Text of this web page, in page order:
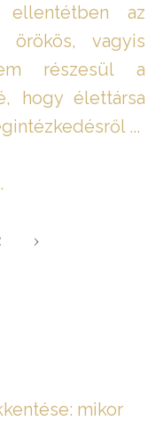
ellentétben az
örökös, vagyis
részesül a
hogy élettársa
...
›
mikor